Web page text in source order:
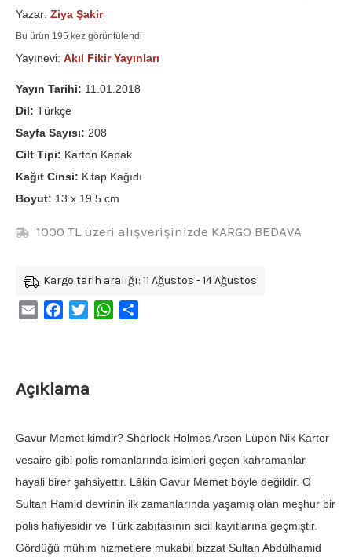
Yazar: Ziya Şakir
Bu ürün 195 kez görüntülendi
Yayınevi: Akıl Fikir Yayınları
Yayın Tarihi: 11.01.2018
Dil: Türkçe
Sayfa Sayısı: 208
Cilt Tipi: Karton Kapak
Kağıt Cinsi: Kitap Kağıdı
Boyut: 13 x 19.5 cm
1000 TL üzeri alışverişinizde KARGO BEDAVA
Kargo tarih aralığı: 11 Ağustos - 14 Ağustos
Email FacebookTwitterWhatsApp
Açıklama
Gavur Memet kimdir? Sherlock Holmes Arsen Lüpen Nik Karter
vesaire gibi polis romanlarında isimleri geçen kahramanlar
hayali birer şahsiyettir. Lâkin Gavur Memet böyle değildir. O
Sultan Hamid devrinin ilk zamanlarında yaşamış olan meşhur bir
polis hafiyesidir ve Türk zabıtasının sicil kayıtlarına geçmiştir.
Gördüğü mühim hizmetlere mukabil bizzat Sultan Abdülhamid